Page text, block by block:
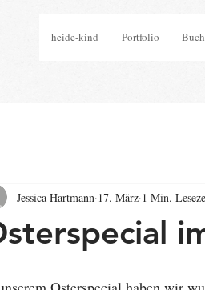
heide-kind Portfolio
Jessica Hartmann 17. März 1 Min.